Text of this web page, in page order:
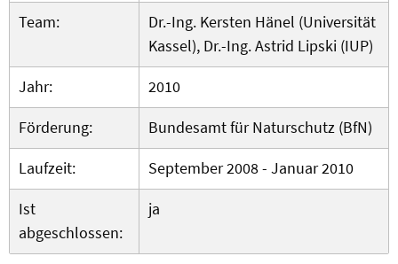
Team:
Dr.-Ing. Kersten Hänel (Universität
Kassel), Dr.-Ing. Astrid Lipski (IUP)
Jahr:
2010
Förderung:
Bundesamt für Naturschutz (BfN)
Laufzeit:
September 2008 - Januar 2010
Ist
abgeschlossen:
ja